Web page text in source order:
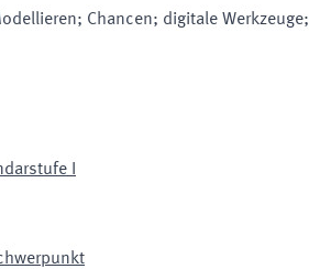
Chancen; digitale Werkzeuge;
I